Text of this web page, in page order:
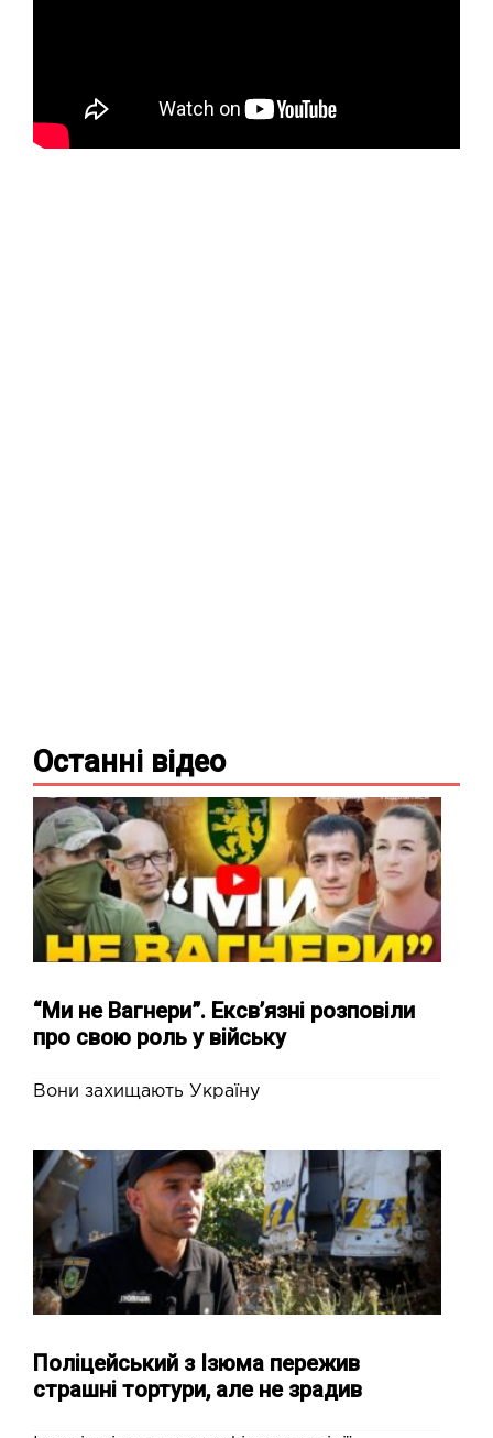
Останні відео
“Ми не Вагнери”. Ексв’язні розповіли
про свою роль у війську
Вони захищають Україну
Поліцейський з Ізюма пережив
страшні тортури, але не зрадив